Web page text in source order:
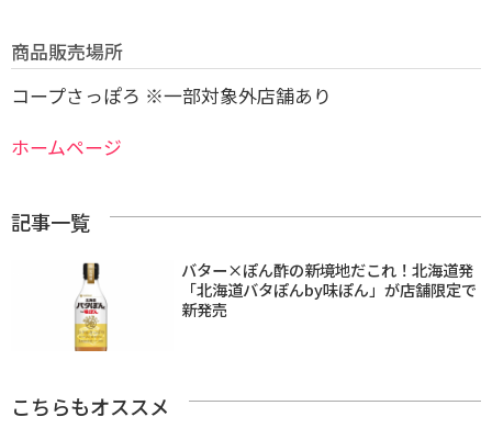
商品販売場所
コープさっぽろ ※一部対象外店舗あり
ホームページ
記事一覧
バター×ぽん酢の新境地だこれ！北海道発
「北海道バタぽんby味ぽん」が店舗限定で
新発売
こちらもオススメ